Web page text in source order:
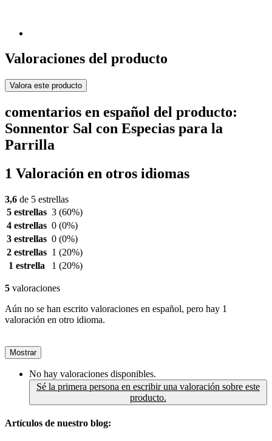
Valoraciones del producto
Valora este producto
comentarios en español del producto:
Sonnentor Sal con Especias para la
Parrilla
1 Valoración en otros idiomas
3,6 de 5 estrellas
5 estrellas 3 (60%)
4 estrellas 0 (0%)
3 estrellas 0 (0%)
2 estrellas 1 (20%)
1 estrella
1 (20%)
5 valoraciones
Aún no se han escrito valoraciones en español, pero hay 1
valoración en otro idioma.
Mostrar
No hay valoraciones disponibles.
Sé la primera persona en escribir una valoración sobre este
producto.
Artículos de nuestro blog: